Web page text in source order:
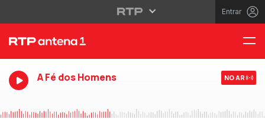
Entrar
A Fé dos Homens NO AR